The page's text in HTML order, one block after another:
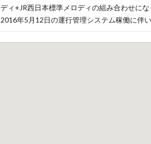
ディ+JR西日本標準メロディの組み合わせにな
2016年5月12日の運行管理システム稼働に伴